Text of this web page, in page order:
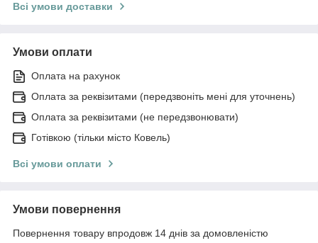
Всі умови доставки
Умови оплати
Оплата на рахунок
Оплата за реквізитами (передзвоніть мені для уточнень)
Оплата за реквізитами (не передзвонювати)
Готівкою (тільки місто Ковель)
Всі умови оплати
Умови повернення
Повернення товару впродовж 14 днів за домовленістю